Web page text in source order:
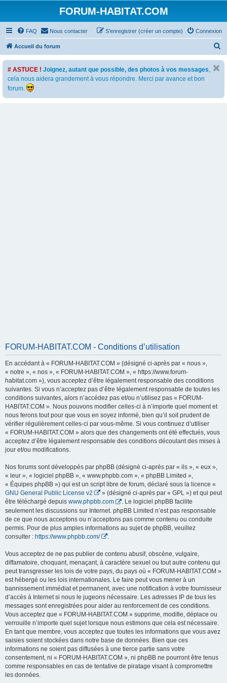
FORUM-HABITAT.COM
FAQ Nous contacter Connexion
S’enregistrer (créer un compte)
Accueil du forum
e
# ASTUCE ! Joignez, autant que possible, des photos à vos messages,
cela nous aidera grandement à vous répondre. Merci par avance et bon
forum.
FORUM-HABITAT.COM - Conditions d’utilisation
En accédant à « FORUM-HABITAT.COM » (désigné ci-après par « nous »,
« notre », « nos », « FORUM-HABITAT.COM », « https://www.forum-
habitat.com »), vous acceptez d’être légalement responsable des conditions
suivantes. Si vous n’acceptez pas d’être légalement responsable de toutes les
conditions suivantes, alors n’accédez pas et/ou n’utilisez pas « FORUM-
HABITAT.COM ». Nous pouvons modifier celles-ci à n’importe quel moment et
nous ferons tout pour que vous en soyez informé, bien qu’il soit prudent de
vérifier régulièrement celles-ci par vous-même. Si vous continuez d’utiliser
« FORUM-HABITAT.COM » alors que des changements ont été effectués, vous
acceptez d’être légalement responsable des conditions découlant des mises à
jour et/ou modifications.
Nos forums sont développés par phpBB (désigné ci-après par « ils », « eux »,
« leur », « logiciel phpBB », « www.phpbb.com », « phpBB Limited »,
« Équipes phpBB ») qui est un script libre de forum, déclaré sous la licence «
GNU General Public License v2
» (désigné ci-après par « GPL ») et qui peut
être téléchargé depuis www.phpbb.com
. Le logiciel phpBB facilite
seulement les discussions sur Internet. phpBB Limited n’est pas responsable
de ce que nous acceptons ou n’acceptons pas comme contenu ou conduite
permis. Pour de plus amples informations au sujet de phpBB, veuillez
consulter : https://www.phpbb.com/
Vous acceptez de ne pas publier de contenu abusif, obscène, vulgaire,
diffamatoire, choquant, menaçant, à caractère sexuel ou tout autre contenu qui
peut transgresser les lois de votre pays, du pays où « FORUM-HABITAT.COM »
est hébergé ou les lois internationales. Le faire peut vous mener à un
bannissement immédiat et permanent, avec une notification à votre fournisseur
d’accès à Internet si nous le jugeons nécessaire. Les adresses IP de tous les
messages sont enregistrées pour aider au renforcement de ces conditions.
Vous acceptez que « FORUM-HABITAT.COM » supprime, modifie, déplace ou
verrouille n’importe quel sujet lorsque nous estimons que cela est nécessaire.
En tant que membre, vous acceptez que toutes les informations que vous avez
saisies soient stockées dans notre base de données. Bien que ces
informations ne soient pas diffusées à une tierce partie sans votre
consentement, ni « FORUM-HABITAT.COM », ni phpBB ne pourront être tenus
comme responsables en cas de tentative de piratage visant à compromettre
les données.